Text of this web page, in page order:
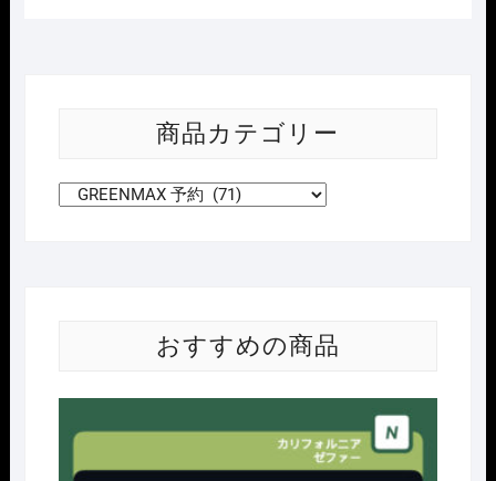
商品カテゴリー
おすすめの商品